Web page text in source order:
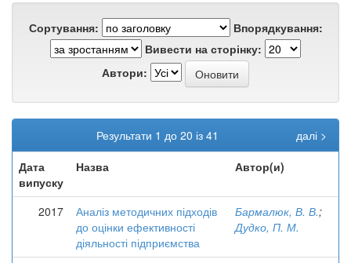
Сортування:
Впорядкування:
Вивести на сторінку:
Автори:
Результати 1 до 20 із 41
далі >
Дата
випуску
Назва Автор(и)
2017
Аналіз методичних підходів
до оцінки ефективності
діяльності підприємства
Бармалюк, В. В.;
Дудко, П. М.